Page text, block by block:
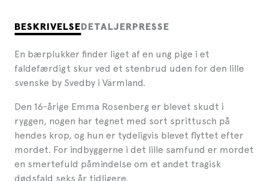
BESKRIVELSE DETALJER PRESSE
En bærplukker finder liget af en ung pige i et
faldefærdigt skur ved et stenbrud uden for den lille
svenske by Svedby i Värmland.
Den 16-årige Emma Rosenberg er blevet skudt i
ryggen, nogen har tegnet med sort sprittusch på
hendes krop, og hun er tydeligvis blevet flyttet efter
mordet. For indbyggerne i det lille samfund er mordet
en smertefuld påmindelse om et andet tragisk
dødsfald seks år tidligere.